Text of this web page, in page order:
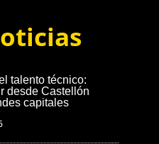
talento técnico:
desde Castellón
capitales